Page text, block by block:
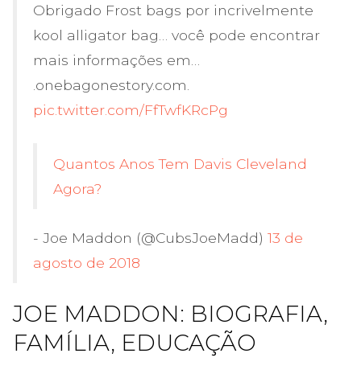
Obrigado Frost bags por incrivelmente
kool alligator bag… você pode encontrar
mais informações em…
onebagonestory.com
pic.twitter.com/FfTwfKRcPg
Quantos Anos Tem Davis Cleveland
Agora?
- Joe Maddon (@CubsJoeMadd) 13 de
agosto de 2018
JOE MADDON: BIOGRAFIA,
FAMÍLIA, EDUCAÇÃO